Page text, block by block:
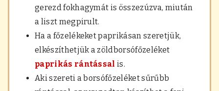
gerezd fokhagymát is összezúzva, miután
a liszt megpirult.
Ha a főzelékeket paprikásan szeretjük,
elkészíthetjük a zöldborsófőzeléket
paprikás rántással is.
Aki szereti a borsófőzeléket sűrűbb